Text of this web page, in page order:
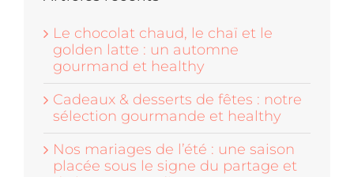
Le chocolat chaud, le chaï et le
golden latte : un automne
gourmand et healthy
Cadeaux & desserts de fêtes : notre
sélection gourmande et healthy
Nos mariages de l’été : une saison
placée sous le signe du partage et